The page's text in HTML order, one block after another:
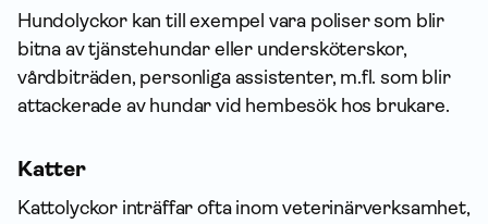
Hundolyckor kan till exempel vara poliser som blir
bitna av tjänstehundar eller undersköterskor,
vårdbiträden, person­liga assistenter, m.fl. som blir
attackerade av hundar vid hembesök hos brukare.
Katter
Kattolyckor inträffar ofta inom veterinär­verksamhet,